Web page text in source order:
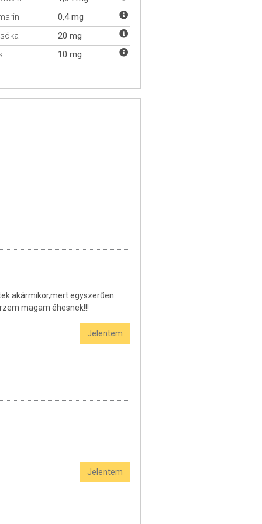
0,4 mg
20 mg
10 mg
akármikor,mert egyszerűen
magam éhesnek!!!
Jelentem
Jelentem